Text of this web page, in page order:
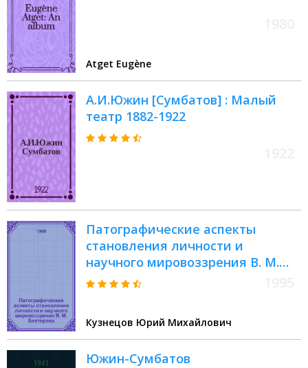
Atget Eugène
А.И.Южин [Сумбатов] : Малый
театр 1882-1922
Патографические аспекты
становления личности и
научного мировоззрения В. М.
Бехтерева: (Клинико-архив.
Кузнецов Юрий Михайлович
Южин-Сумбатов